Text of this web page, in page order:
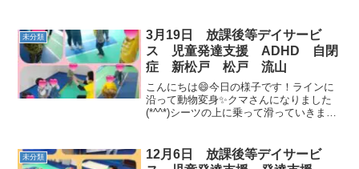
デイサービスの様子です☆教室に入ると
真っ先に宿題に取り...
未分類
3月19日 放課後等デイサービ
ス 児童発達支援 ADHD 自閉
症 新松戸 松戸 流山
こんにちは😄今日の様子です！ラインに
沿って動物変身✨クマさんになりました
(*^^*)シーツの上に乗って滑っていきまし
右！左！と一生懸命でした(*'ω'*)手押し相
撲( ｀...
未分類
12月6日 放課後等デイサービ